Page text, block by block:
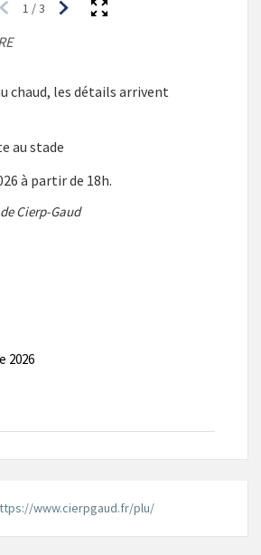
1 /3
chaud, les détails arrivent
au stade
à partir de 18h.
Cierp-Gaud
2026
www.cierpgaud.fr/plu/